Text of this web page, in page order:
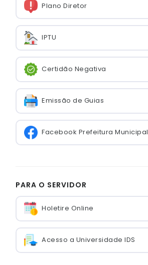
Plano Diretor
IPTU
Certidão Negativa
Emissão de Guias
Facebook Prefeitura Municipal
PARA O SERVIDOR
Holetire Online
Acesso a Universidade IDS